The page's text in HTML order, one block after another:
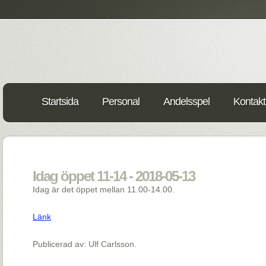
Startsida Personal Andelsspel
Idag öppet 11-14 - 2018-05-13
Idag är det öppet mellan 11.00-14.00.
Länk
Publicerad av: Ulf Carlsson.